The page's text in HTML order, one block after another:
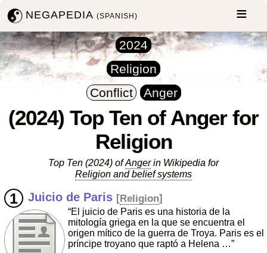
NEGAPEDIA(SPANISH)
2024
Religion
Conflict
Anger
(2024) Top Ten of Anger for
Religion
Top Ten (2024) ofAngerin Wikipedia for
Religion and belief systems
Juicio de Paris [Religion]
“El juicio de Paris es una historia de la
mitología griega en la que se encuentra el
origen mítico de la guerra de Troya. Paris es el
príncipe troyano que raptó a Helena …”